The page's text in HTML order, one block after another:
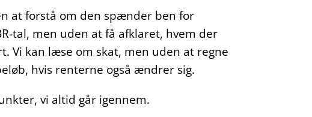
at forstå om den spænder ben for
tal, men uden at få afklaret, hvem der
Vi kan læse om skat, men uden at regne
hvis renterne også ændrer sig.
vi altid går igennem.